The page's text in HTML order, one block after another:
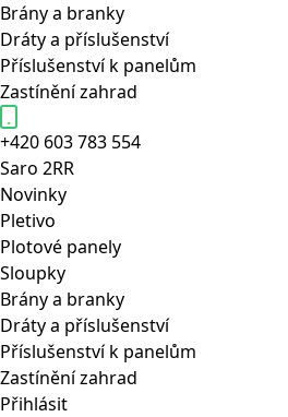
Brány a branky
Dráty a příslušenství
Příslušenství k panelům
Zastínění zahrad
+420 603 783 554
Saro 2RR
Novinky
Pletivo
Plotové panely
Sloupky
Brány a branky
Dráty a příslušenství
Příslušenství k panelům
Zastínění zahrad
Přihlásit